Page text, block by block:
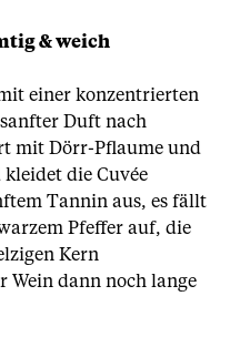
& weich
einer konzentrierten
Duft nach
mit Dörr-Pflaume und
die Cuvée
Tannin aus, es fällt
Pfeffer auf, die
Kern
dann noch lange